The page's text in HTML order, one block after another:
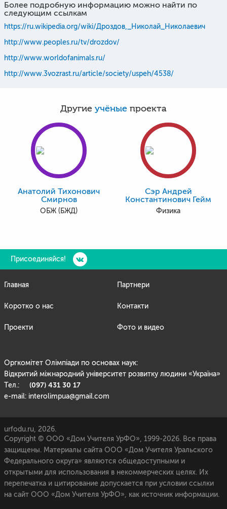
Более подробную информацию можно найти по
следующим ссылкам
https://ru.wikipedia.org/wiki/Дроздов,_Николай_Николаевич
http://www.peoples.ru/tv/drozdov/
http://www.worldofanimals.ru/
http://www.3vozrast.ru/article/society/uspeh/4538/
Другие учёные проекта
Анатолий Тихонович
Смирнов
ОБЖ (БЖД)
Сэр Андрей
Константинович Гейм
Физика
Присоединяйся!
Главная
Коротко о нас
Проекти
Партнери
Контакти
Фото и видео
Оргкомітет Олімпіади по основах наук:
Відкритий міжнародний університет розвитку людини «Україна»
Тел.: (097) 431 30 17
e-mail: interolimpua@gmail.com
urfodu.ru, 2026.
Copyright © ООО «Дом Учителя УрФО», 1999-2026. Все права
защищены. Материалы сайта ООО «Дом Учителя Уральского
Федерального округа» являются общедоступными и
открытыми для использования в некоммерческих целях. Их
перепечатка и цитирование допускается при условии ссылки
на сайт ООО «Дом Учителя УрФО», как источник информации.